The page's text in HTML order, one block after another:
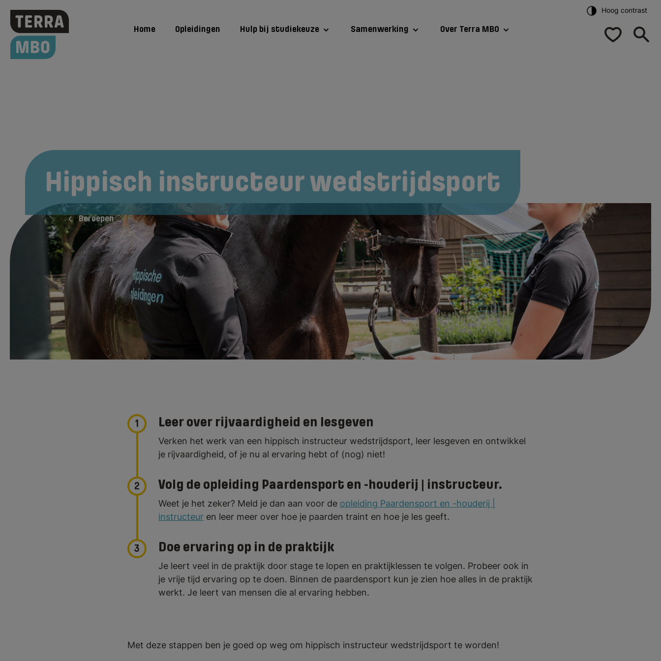
Home Opleidingen Hulp bij studiekeuze Samenwerking Over Terra MBO
Hoog contrast
Beroepen
Hoe word ik...
Hippisch instructeur wedstrijdsport
Als hippisch instructeur kun je als basisinstructeur op B-/L-niveau
rijlessen verzorgen en paardensporters begeleiden. Als
wedstrijdinstructeur kun je professionele paardensporters en hun paard
begeleiden en coachen tot M-/Z-niveau. Daarbij werk je aan de
rijtechnische, geestelijke en lichamelijke ontwikkeling.
1 Leer over rijvaardigheid en lesgeven
Verken het werk van een hippisch instructeur wedstrijdsport, leer lesgeven en ontwikkel
je rijvaardigheid, of je nu al ervaring hebt of (nog) niet!
2 Volg de opleiding Paardensport en -houderij | instructeur.
Weet je het zeker? Meld je dan aan voor de opleiding Paardensport en -houderij |
instructeur en leer meer over hoe je paarden traint en hoe je les geeft.
3 Doe ervaring op in de praktijk
Je leert veel in de praktijk door stage te lopen en praktijklessen te volgen. Probeer ook in
je vrije tijd ervaring op te doen. Binnen de paardensport kun je zien hoe alles in de praktijk
werkt. Je leert van mensen die al ervaring hebben.
Met deze stappen ben je goed op weg om hippisch instructeur wedstrijdsport te worden!